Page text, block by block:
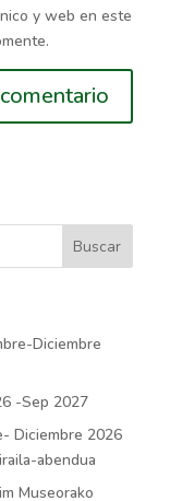
y web en este
Diciembre
-Sep 2027
Diciembre 2026
abendua
Museorako